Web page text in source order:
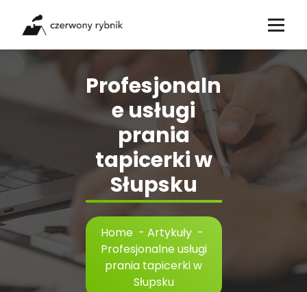
content
Profesjonaln
e usługi
prania
tapicerki w
Słupsku
Home - Artykuły -
Profesjonalne usługi
prania tapicerki w
Słupsku